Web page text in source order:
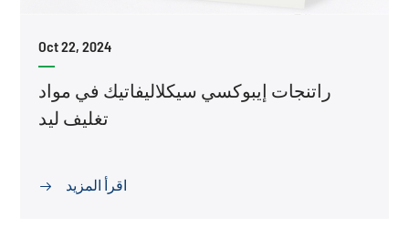
Oct 22, 2024
راتنجات إيبوكسي سيكلاليفاتيك في مواد
تغليف ليد
 اقرأ المزيد